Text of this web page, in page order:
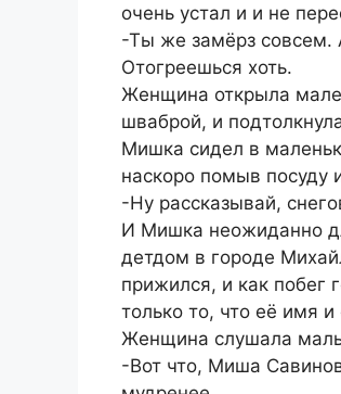
очень устал и и не
-Ты же замёрз совсем.
Отогреешься хоть.
Женщина открыла
шваброй, и
Мишка сидел в
наскоро помыв посуду
-Ну рассказывай,
И Мишка неожиданно
детдом в городе
прижился, и как побег
только то, что её имя
Женщина слушала
-Вот что, Миша